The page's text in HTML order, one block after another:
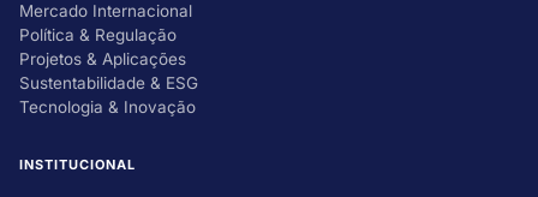
Mercado Internacional
Política & Regulação
Projetos & Aplicações
Sustentabilidade & ESG
Tecnologia & Inovação
INSTITUCIONAL